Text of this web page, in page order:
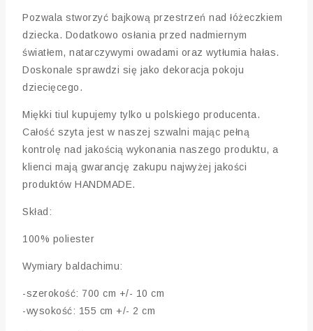
Pozwala stworzyć bajkową przestrzeń nad łóżeczkiem
dziecka. Dodatkowo osłania przed nadmiernym
światłem, natarczywymi owadami oraz wytłumia hałas.
Doskonale sprawdzi się jako dekoracja pokoju
dziecięcego.
Miękki tiul kupujemy tylko u polskiego producenta.
Całość szyta jest w naszej szwalni mając pełną
kontrolę nad jakością wykonania naszego produktu, a
klienci mają gwarancję zakupu najwyżej jakości
produktów HANDMADE.
Skład:
100% poliester
Wymiary baldachimu:
-szerokość: 700 cm +/- 10 cm
-wysokość: 155 cm +/- 2 cm